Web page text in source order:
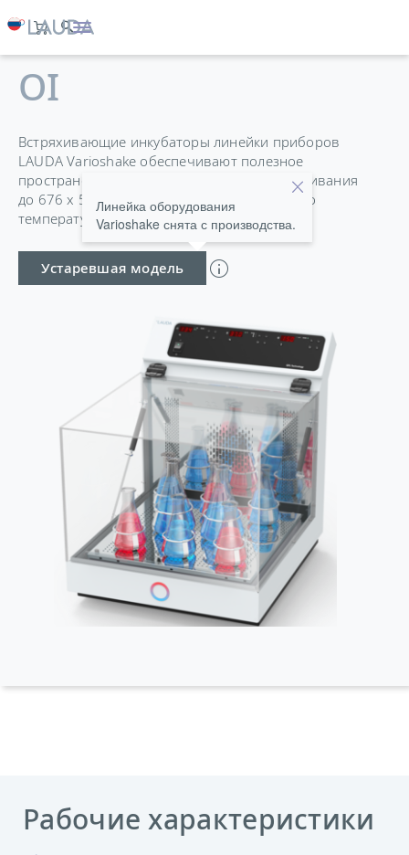
VARIOSHAKE VS 60
OI
Встряхивающие инкубаторы линейки приборов
LAUDA Varioshake обеспечивают полезное
пространство 45–150 л с площадью встряхивания
до 676 x 540 мм и выдающееся постоянство
температуры ±0,2 K.
Устаревшая модель
Линейка оборудования
Varioshake снята с производства.
Рабочие характеристики